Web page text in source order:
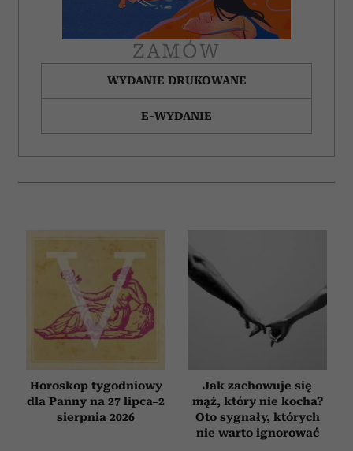
ZAMÓW
WYDANIE DRUKOWANE
E-WYDANIE
Horoskop tygodniowy
dla Panny na 27 lipca–2
sierpnia 2026
Jak zachowuje się
mąż, który nie kocha?
Oto sygnały, których
nie warto ignorować